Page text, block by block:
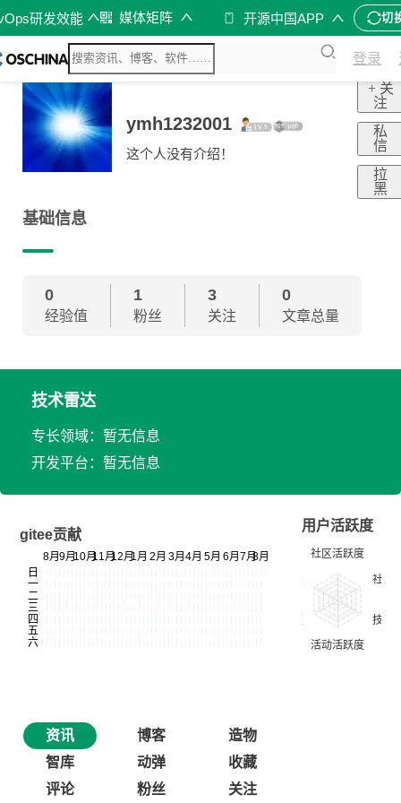
研发效能 媒体矩阵 开源中国APP 切
登录
ymh1232001
这个人没有介绍！
+ 关
注
私
信
拉
黑
基础信息
0
经验值
1
粉丝
3
关注
0
文章总量
技术雷达
专长领域：暂无信息
开发平台：暂无信息
gitee贡献
用户活跃度
资讯 博客
造物
智库
动弹
收藏
评论
粉丝 关注